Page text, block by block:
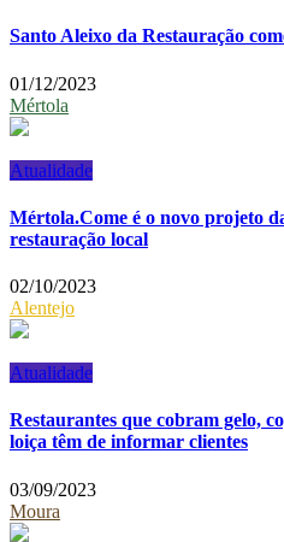
Santo Aleixo da Restauração
01/12/2023
Mértola
Atualidade
Mértola.Come é o novo projeto
restauração local
02/10/2023
Alentejo
Atualidade
Restaurantes que cobram gelo,
loiça têm de informar clientes
03/09/2023
Moura